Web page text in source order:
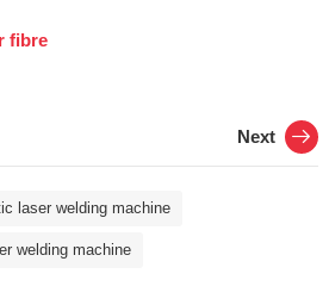
fibre
Next
laser welding machine
welding machine